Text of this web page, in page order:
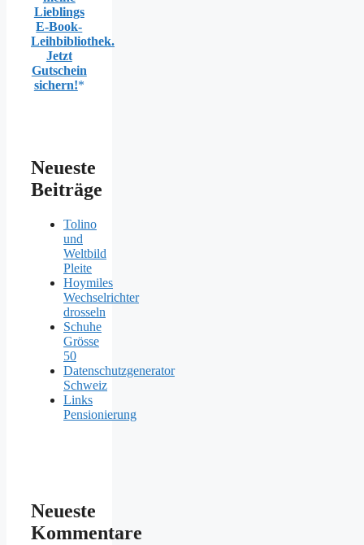
Lieblings
E-Book-
Leihbibliothek.
Jetzt
Gutschein
sichern!
Neueste
Beiträge
Tolino
und
Weltbild
Pleite
Hoymiles
Wechselrichter
drosseln
Schuhe
Grösse
50
Datenschutzgenerator
Schweiz
Links
Pensionierung
Neueste
Kommentare